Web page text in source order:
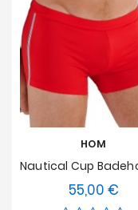
HOM
55,00 €Preis